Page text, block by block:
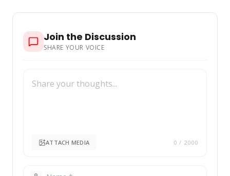
Join the Discussion
SHARE YOUR VOICE
ATTACH MEDIA 0 / 2000